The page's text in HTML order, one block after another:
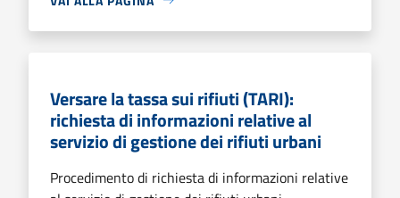
Versare la tassa sui rifiuti (TARI):
richiesta di informazioni relative al
servizio di gestione dei rifiuti urbani
Procedimento di richiesta di informazioni relative